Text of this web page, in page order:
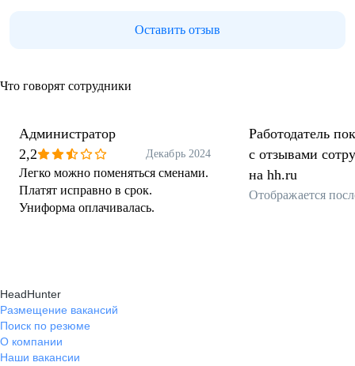
Оставить отзыв
Что говорят сотрудники
Администратор
2,2
Декабрь 2024
Легко можно поменяться сменами.
Платят исправно в срок.
Униформа оплачивалась.
Работодатель
с отзывами
на hh.ru
Отображается
HeadHunter
Размещение вакансий
Поиск по резюме
О компании
Наши вакансии